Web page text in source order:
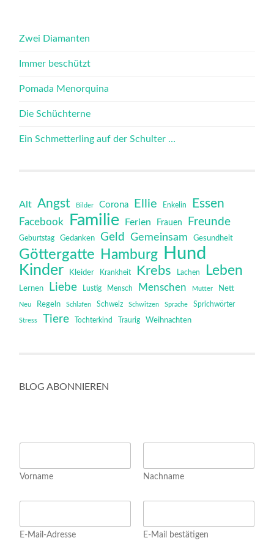
Zwei Diamanten
Immer beschützt
Pomada Menorquina
Die Schüchterne
Ein Schmetterling auf der Schulter …
Alt Angst Bilder Corona Ellie Enkelin Essen
Facebook Familie Ferien Frauen Freunde
Geburtstag Gedanken Geld Gemeinsam Gesundheit
Göttergatte Hamburg Hund
Kinder Kleider Krankheit Krebs Lachen Leben
Lernen Liebe Lustig Mensch Menschen Mutter Nett
Neu Regeln Schlafen Schweiz Schwitzen Sprache Sprichwörter
Stress Tiere Tochterkind Traurig Weihnachten
BLOG ABONNIEREN
i
e
N
m
e
Vorname Nachname
E
a
i
E-Mail-Adresse E-Mail bestätigen